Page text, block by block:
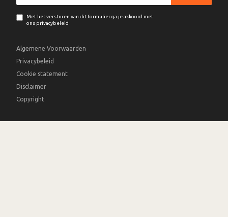
Met het versturen van dit formulier ga je akkoord met
ons privacybeleid
Algemene Voorwaarden
Privacybeleid
Cookie statement
Disclaimer
Copyright